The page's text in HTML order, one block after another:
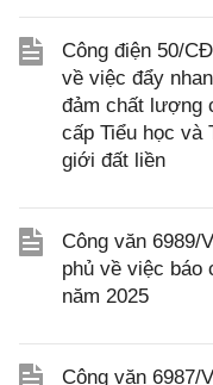
Công điện 50/
về việc đẩy
đảm chất lượng
cấp Tiểu học và
giới đất liền
Công văn 6989/
phủ về việc báo
năm 2025
Công văn 6987/